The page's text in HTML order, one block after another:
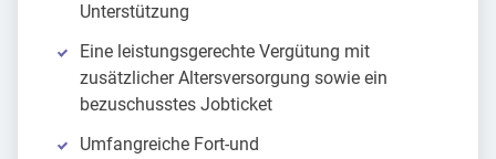
Unterstützung
Eine leistungsgerechte Vergütung mit
zusätzlicher Altersversorgung sowie ein
bezuschusstes Jobticket
Umfangreiche Fort-und